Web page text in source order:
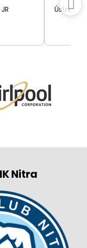
/
5
Nitra